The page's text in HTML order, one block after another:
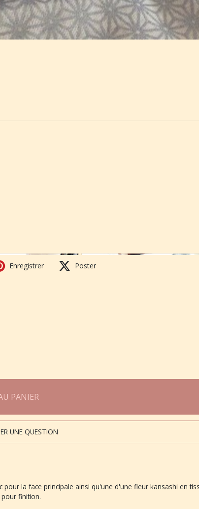
Enregistrer Poster
PANIER
UNE QUESTION
la face principale ainsi qu'une d'une fleur kansashi en
finition.